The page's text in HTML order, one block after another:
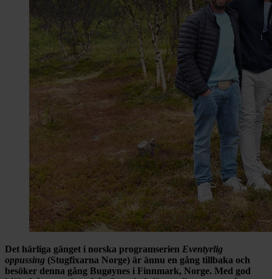
Det härliga gänget i norska programserien Eventyrlig
oppussing (Stugfixarna Norge) är ännu en gång tillbaka och
besöker denna gång Bugøynes i Finnmark, Norge. Med god